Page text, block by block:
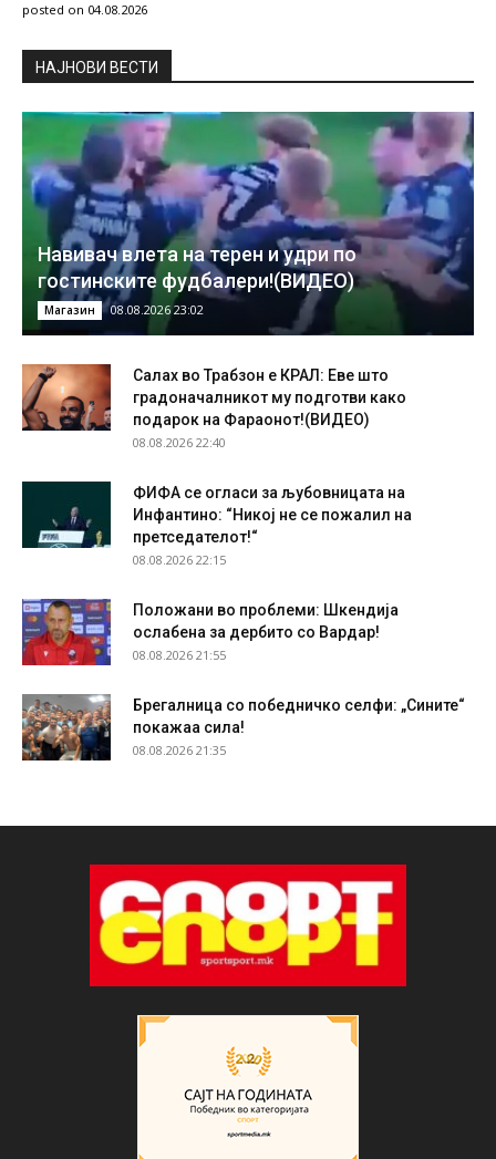
posted on 04.08.2026
НAЈНОВИ ВЕСТИ
Навивач влета на терен и удри по
гостинските фудбалери!(ВИДЕО)
Магазин 08.08.2026 23:02
Салах во Трабзон е КРАЛ: Еве што
градоначалникот му подготви како
подарок на Фараонот!(ВИДЕО)
08.08.2026 22:40
ФИФА се огласи за љубовницата на
Инфантино: “Никој не се пожалил на
претседателот!“
08.08.2026 22:15
Положани во проблеми: Шкендија
ослабена за дербито со Вардар!
08.08.2026 21:55
Брегалница со победничко селфи: „Сините“
покажаа сила!
08.08.2026 21:35